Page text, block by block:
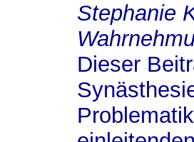
Stephanie
Dieser